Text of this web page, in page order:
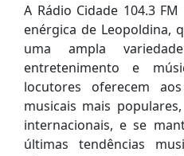
A Rádio Cidade 104.3
enérgica de Leopoldina,
uma ampla
entretenimento e
locutores oferecem
musicais mais
internacionais, e se
últimas tendências